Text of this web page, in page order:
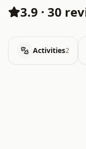
3.9 · 30
Activities2